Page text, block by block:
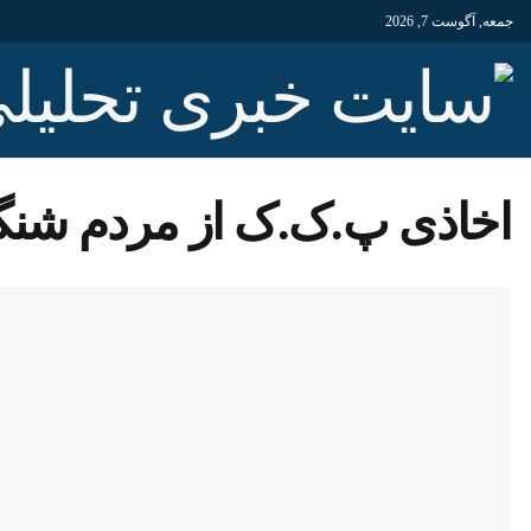
جمعه, آگوست 7, 2026
اخاذی پ.ک.ک از مردم